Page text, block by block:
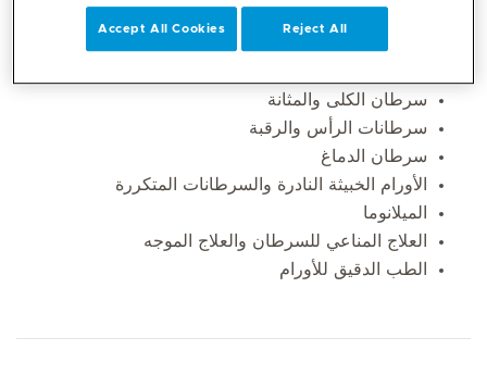
سرطان الكلى والمثانة
سرطانات الرأس والرقبة
سرطان الدماغ
الأورام الخبيثة النادرة والسرطانات المتكررة
الميلانوما
العلاج المناعي للسرطان والعلاج الموجه
الطب الدقيق للأورام
Reject All
Accept All Cookies